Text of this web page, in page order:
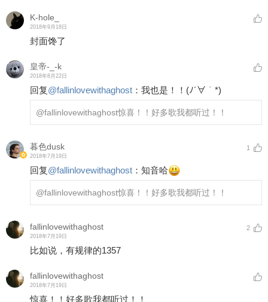
K-hole_
2018年9月18日
封面馋了
皇帝-_-k
2018年8月22日
回复@fallinlovewithaghost ： 我也是！！(ﾉ´∀｀*)
@fallinlovewithaghost惊喜！！好多歌我都听过！！
暮色dusk
2018年7月19日
1
回复@fallinlovewithaghost ： 知音哈
@fallinlovewithaghost惊喜！！好多歌我都听过！！
fallinlovewithaghost
2018年7月19日
2
比如说，有规律的1357
fallinlovewithaghost
2018年7月19日
惊喜！！好多歌我都听过！！